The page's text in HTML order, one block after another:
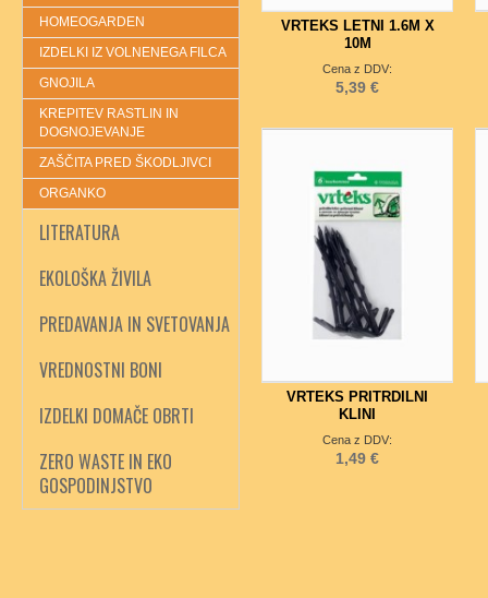
HOMEOGARDEN
IZDELKI IZ VOLNENEGA FILCA
GNOJILA
KREPITEV RASTLIN IN
DOGNOJEVANJE
ZAŠČITA PRED ŠKODLJIVCI
ORGANKO
LITERATURA
EKOLOŠKA ŽIVILA
PREDAVANJA IN SVETOVANJA
VREDNOSTNI BONI
IZDELKI DOMAČE OBRTI
ZERO WASTE IN EKO
GOSPODINJSTVO
VRTEKS LETNI 1.6M X
10M
Cena z DDV:
5,39 €
VRTEKS PRITRDILNI
KLINI
Cena z DDV:
1,49 €